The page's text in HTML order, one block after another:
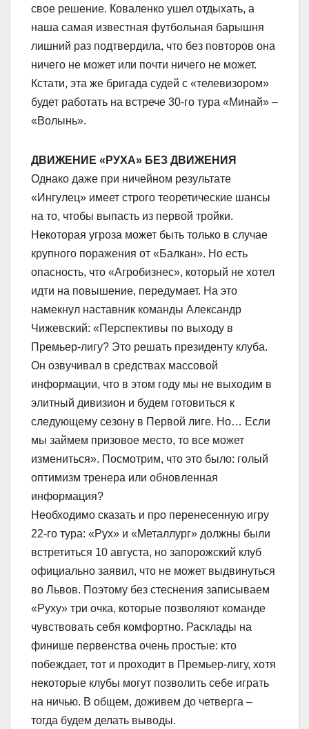
свое решение. Коваленко ушел отдыхать, а
наша самая известная футбольная барышня
лишний раз подтвердила, что без повторов она
ничего не может или почти ничего не может.
Кстати, эта же бригада судей с «телевизором»
будет работать на встрече 30-го тура «Минай» –
«Волынь».
ДВИЖЕНИЕ «РУХА» БЕЗ ДВИЖЕНИЯ
Однако даже при ничейном результате
«Ингулец» имеет строго теоретические шансы
на то, чтобы выпасть из первой тройки.
Некоторая угроза может быть только в случае
крупного поражения от «Балкан». Но есть
опасность, что «Агробизнес», который не хотел
идти на повышение, передумает. На это
намекнул наставник команды Александр
Чижевский: «Перспективы по выходу в
Премьер-лигу? Это решать президенту клуба.
Он озвучивал в средствах массовой
информации, что в этом году мы не выходим в
элитный дивизион и будем готовиться к
следующему сезону в Первой лиге. Но… Если
мы займем призовое место, то все может
измениться». Посмотрим, что это было: голый
оптимизм тренера или обновленная
информация?
Необходимо сказать и про перенесенную игру
22-го тура: «Рух» и «Металлург» должны были
встретиться 10 августа, но запорожский клуб
официально заявил, что не может выдвинуться
во Львов. Поэтому без стеснения записываем
«Руху» три очка, которые позволяют команде
чувствовать себя комфортно. Расклады на
финише первенства очень простые: кто
побеждает, тот и проходит в Премьер-лигу, хотя
некоторые клубы могут позволить себе играть
на ничью. В общем, доживем до четверга –
тогда будем делать выводы.